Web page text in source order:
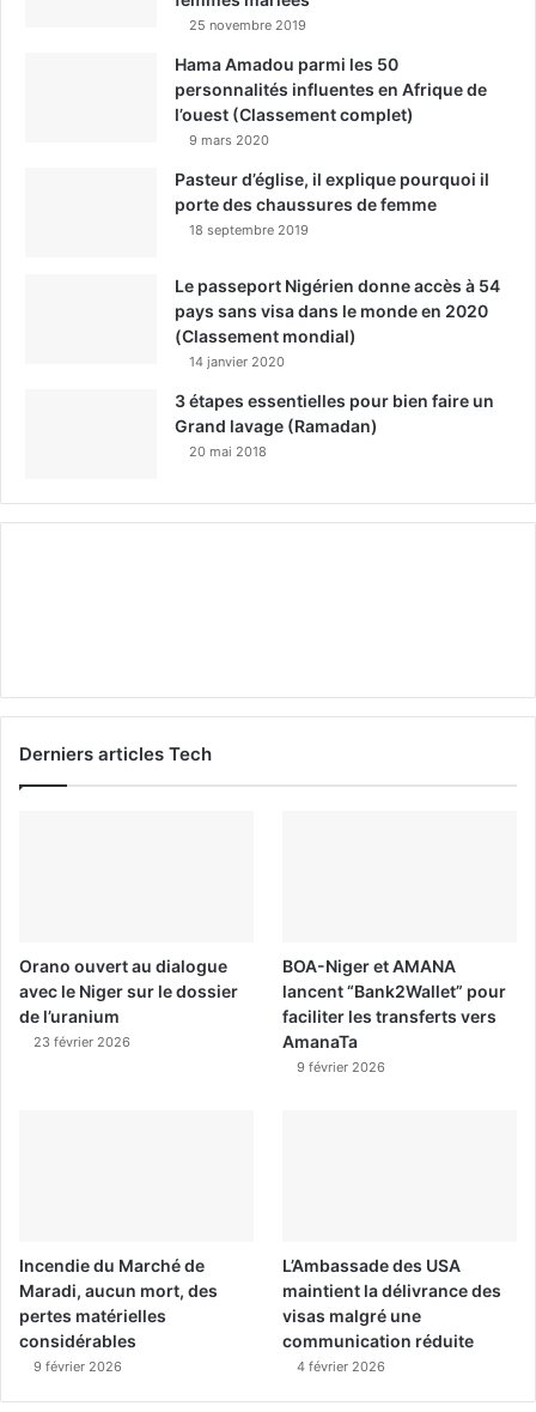
25 novembre 2019
Hama Amadou parmi les 50
personnalités influentes en Afrique de
l’ouest (Classement complet)
9 mars 2020
Pasteur d’église, il explique pourquoi il
porte des chaussures de femme
18 septembre 2019
Le passeport Nigérien donne accès à 54
pays sans visa dans le monde en 2020
(Classement mondial)
14 janvier 2020
3 étapes essentielles pour bien faire un
Grand lavage (Ramadan)
20 mai 2018
Derniers articles Tech
Orano ouvert au dialogue
avec le Niger sur le dossier
de l’uranium
23 février 2026
BOA-Niger et AMANA
lancent “Bank2Wallet” pour
faciliter les transferts vers
AmanaTa
9 février 2026
Incendie du Marché de
Maradi, aucun mort, des
pertes matérielles
considérables
9 février 2026
L’Ambassade des USA
maintient la délivrance des
visas malgré une
communication réduite
4 février 2026